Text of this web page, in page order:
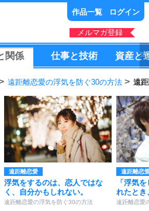
作品一覧 ログイン
メルマガ登録
関係 仕事と技術 資産と
遠距離恋愛の浮気を防ぐ30の方法 遠
遠距離恋愛
浮気をするのは、恋人ではな
く、自分かもしれない。
遠距離恋愛の浮気を防ぐ30の方法
遠距離恋
「浮気
れたとき
遠距離恋愛